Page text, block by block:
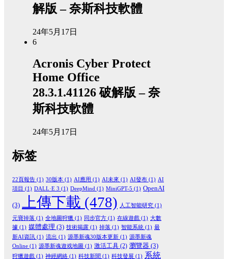
解版 – 奈斯科技軟體
24年5月17日
6
Acronis Cyber Protect
Home Office
28.3.1.41126 破解版 – 奈
斯科技軟體
24年5月17日
标签
22頁報告 (1) 30版本 (1) AI應用 (1) AI未來 (1) AI發布 (1) AI
項目 (1) DALL·E 3 (1) DeepMind (1) MiniGPT-5 (1) OpenAI
(3) 上傳下載 (478) 人工智能研究 (1)
元寶掉落 (1) 全地圖狩獵 (1) 同步官方 (1) 在線遊戲 (1) 大數
據 (1) 媒體處理 (3) 技術揭露 (1) 掉落 (1) 智能系統 (1) 最
新AI資訊 (1) 流出 (1) 源墨新魂30版本更新 (1) 源墨新魂
Online (1) 源墨新魂遊戏地圖 (1) 激活工具 (2) 瀏覽器 (3)
狩獵遊戲 (1) 神經網絡 (1) 科技新聞 (1) 科技發展 (1) 系統